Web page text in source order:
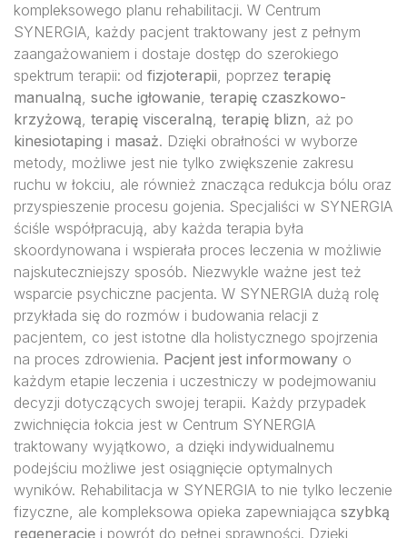
kompleksowego planu rehabilitacji. W Centrum
SYNERGIA, każdy pacjent traktowany jest z pełnym
zaangażowaniem i dostaje dostęp do szerokiego
spektrum terapii: od fizjoterapii, poprzez terapię
manualną, suche igłowanie, terapię czaszkowo-
krzyżową, terapię visceralną, terapię blizn, aż po
kinesiotaping i masaż. Dzięki obrałności w wyborze
metody, możliwe jest nie tylko zwiększenie zakresu
ruchu w łokciu, ale również znacząca redukcja bólu oraz
przyspieszenie procesu gojenia. Specjaliści w SYNERGIA
ściśle współpracują, aby każda terapia była
skoordynowana i wspierała proces leczenia w możliwie
najskuteczniejszy sposób. Niezwykle ważne jest też
wsparcie psychiczne pacjenta. W SYNERGIA dużą rolę
przykłada się do rozmów i budowania relacji z
pacjentem, co jest istotne dla holistycznego spojrzenia
na proces zdrowienia. Pacjent jest informowany o
każdym etapie leczenia i uczestniczy w podejmowaniu
decyzji dotyczących swojej terapii. Każdy przypadek
zwichnięcia łokcia jest w Centrum SYNERGIA
traktowany wyjątkowo, a dzięki indywidualnemu
podejściu możliwe jest osiągnięcie optymalnych
wyników. Rehabilitacja w SYNERGIA to nie tylko leczenie
fizyczne, ale kompleksowa opieka zapewniająca szybką
regenerację i powrót do pełnej sprawności. Dzięki